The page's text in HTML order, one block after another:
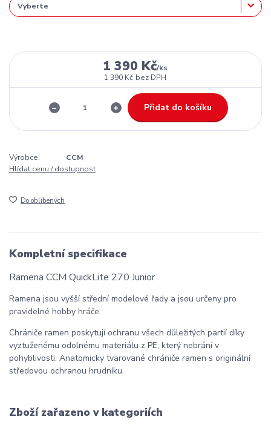
1 390 Kč/ks
1 390 Kč bez DPH
Přidat do košíku
Výrobce:
CCM
Hlídat cenu / dostupnost
Do oblíbených
Kompletní specifikace
Ramena CCM QuickLite 270 Junior
Ramena jsou vyšší střední modelové řady a jsou určeny pro
pravidelné hobby hráče.
Chrániče ramen poskytují ochranu všech důležitých partií díky
vyztuženému odolnému materiálu z PE, který nebrání v
pohyblivosti. Anatomicky tvarované chrániče ramen s originální
středovou ochranou hrudníku.
Zboží zařazeno v kategoriích